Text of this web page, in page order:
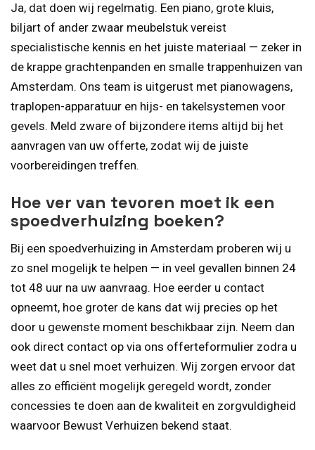
Ja, dat doen wij regelmatig. Een piano, grote kluis,
biljart of ander zwaar meubelstuk vereist
specialistische kennis en het juiste materiaal — zeker in
de krappe grachtenpanden en smalle trappenhuizen van
Amsterdam. Ons team is uitgerust met pianowagens,
traplopen-apparatuur en hijs- en takelsystemen voor
gevels. Meld zware of bijzondere items altijd bij het
aanvragen van uw offerte, zodat wij de juiste
voorbereidingen treffen.
Hoe ver van tevoren moet ik een
spoedverhuizing boeken?
Bij een spoedverhuizing in Amsterdam proberen wij u
zo snel mogelijk te helpen — in veel gevallen binnen 24
tot 48 uur na uw aanvraag. Hoe eerder u contact
opneemt, hoe groter de kans dat wij precies op het
door u gewenste moment beschikbaar zijn. Neem dan
ook direct contact op via ons offerteformulier zodra u
weet dat u snel moet verhuizen. Wij zorgen ervoor dat
alles zo efficiënt mogelijk geregeld wordt, zonder
concessies te doen aan de kwaliteit en zorgvuldigheid
waarvoor Bewust Verhuizen bekend staat.